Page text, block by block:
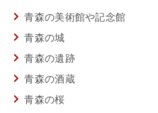
青森の美術館や記念館
青森の城
青森の遺跡
青森の酒蔵
青森の桜